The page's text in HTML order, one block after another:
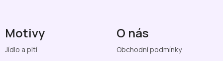
Motivy
Jídlo a pití
O nás
Obchodní podmínky